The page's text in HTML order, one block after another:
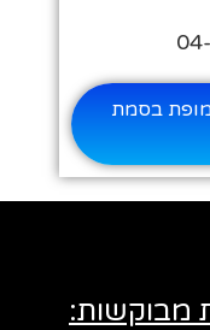
בסמת
מבוקשות: